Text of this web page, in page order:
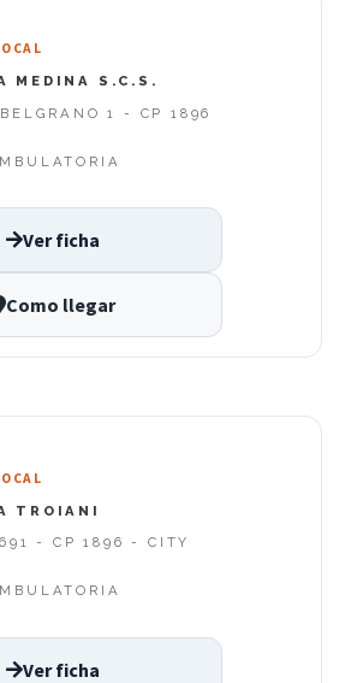
MEDINA S.C.S.
1 - CP 1896
Ver ficha
Como llegar
TROIANI
- CP 1896 - CITY
Ver ficha